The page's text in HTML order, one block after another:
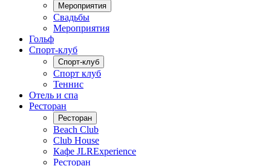
Мероприятия
Свадьбы
Мероприятия
Гольф
Спорт-клуб
Спорт-клуб
Спорт клуб
Теннис
Отель и спа
Ресторан
Ресторан
Beach Club
Club House
Кафе JLRExperience
Ресторан